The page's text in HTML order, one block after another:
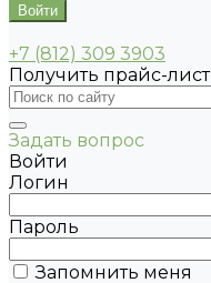
+7 (812) 309 3903
Получить прайс-лист
Задать вопрос
Войти
Логин
Пароль
Запомнить меня